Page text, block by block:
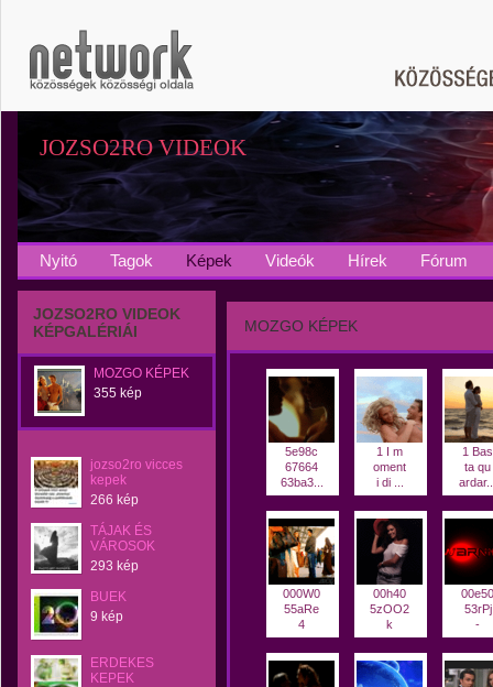
JOZSO2RO VIDEOK
Nyitó Tagok Képek Videók Hírek Fórum
JOZSO2RO VIDEOK
KÉPGALÉRIÁI
MOZGO KÉPEK
355 kép
jozso2ro vicces
kepek
266 kép
TÁJAK ÉS
VÁROSOK
293 kép
BUEK
9 kép
ERDEKES
KEPEK
MOZGO KÉPEK
5e98c
67664
63ba3...
1 I m
oment
i di ...
1 Bas
ta qu
000W0
55aRe
4
00h40
5zOO2
k
00e50
53rPj
-